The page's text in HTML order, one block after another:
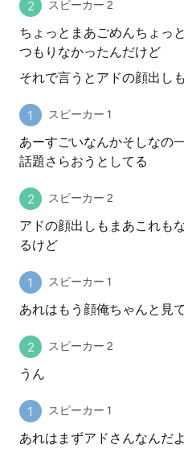
スピーカー 2
ちょっとまあごめんちょっ
つもりなかったんだけど
それで言うとアドの顔出し
スピーカー 1
あーすごいなんかそしなの
話題さらおうとしてる
スピーカー 2
アドの顔出しもまあこれも
るけど
スピーカー 1
あれはもう顔俺ちゃんと見
スピーカー 2
うん
スピーカー 1
あれはまずアドさんなんだ